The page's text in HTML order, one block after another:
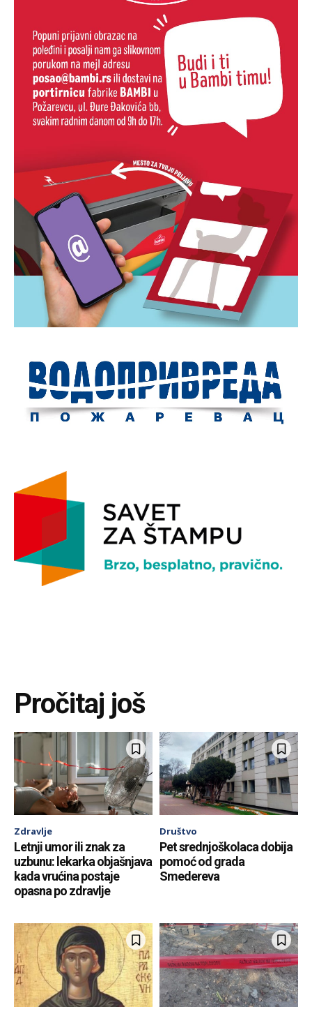
Pročitaj još
Zdravlje
Letnji umor ili znak za
uzbunu: lekarka objašnjava
kada vrućina postaje
opasna po zdravlje
Društvo
Pet srednjoškolaca dobija
pomoć od grada
Smedereva